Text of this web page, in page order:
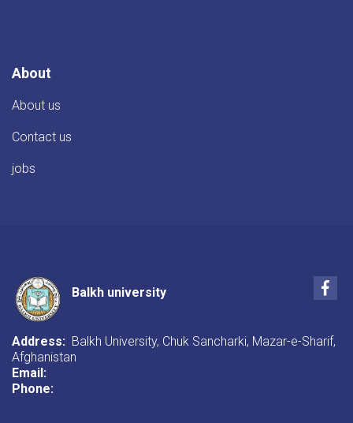
About
About us
Contact us
jobs
Balkh university
Address: Balkh University, Chuk Sancharki, Mazar-e-Sharif,
Afghanistan
Email:
Phone: